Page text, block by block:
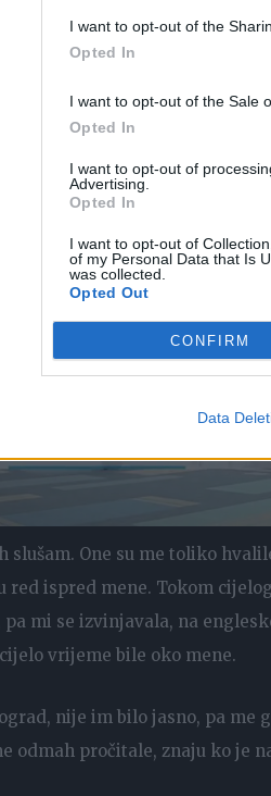
I want to opt-out of the
Opted In
I want to opt-out of the Sale
Opted In
I want to opt-out of
Advertising.
Opted In
I want to opt-out of
of my Personal Data that Is
was collected.
Opted Out
CONFIRM
Data
djevojčica, sa mamom i
kaže mlađoj, na
One su me toliko
red ispred mene. Tokom
mi se izvinjavala, na
vrijeme bile oko mene.
nije im bilo jasno, pa
odmah pročitale, znaju ko je